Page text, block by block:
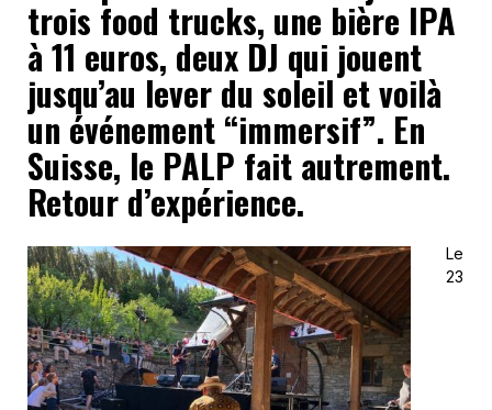
trois food trucks, une bière IPA
à 11 euros, deux DJ qui jouent
jusqu’au lever du soleil et voilà
un événement “immersif”. En
Suisse, le PALP fait autrement.
Retour d’expérience.
Le
23